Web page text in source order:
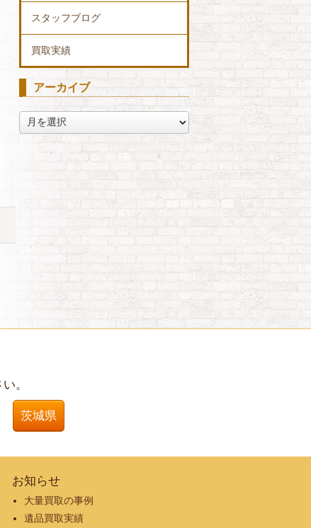
スタッフブログ
買取実績
アーカイブ
ー
。
茨城県
お知らせ
大量買取の事例
遺品買取実績